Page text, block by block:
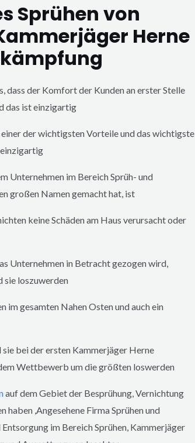
Sprühen von
Herne
dass der Komfort der Kunden an erster Stelle
das ist einzigartig
der wichtigsten Vorteile und das wichtigste
einzigartig
Unternehmen im Bereich Sprüh- und
großen Namen gemacht hat, ist
keine Schäden am Haus verursacht oder
Unternehmen in Betracht gezogen wird,
sie loszuwerden
im gesamten Nahen Osten und auch ein
bei der ersten Kammerjäger Herne
Wettbewerb um die größten loswerden
auf dem Gebiet der Besprühung, Vernichtung
haben ,Angesehene Firma Sprühen und
im Bereich Sprühen, Kammerjäger